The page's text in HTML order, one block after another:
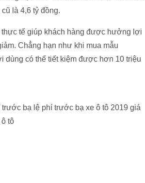
là 4,6 tỷ đồng.
tế giúp khách hàng được hưởng lợi
Chẳng hạn như khi mua mẫu
dùng có thể tiết kiệm được hơn 10 triệu
bạ lệ phí trước bạ xe ô tô 2019 giá
tô